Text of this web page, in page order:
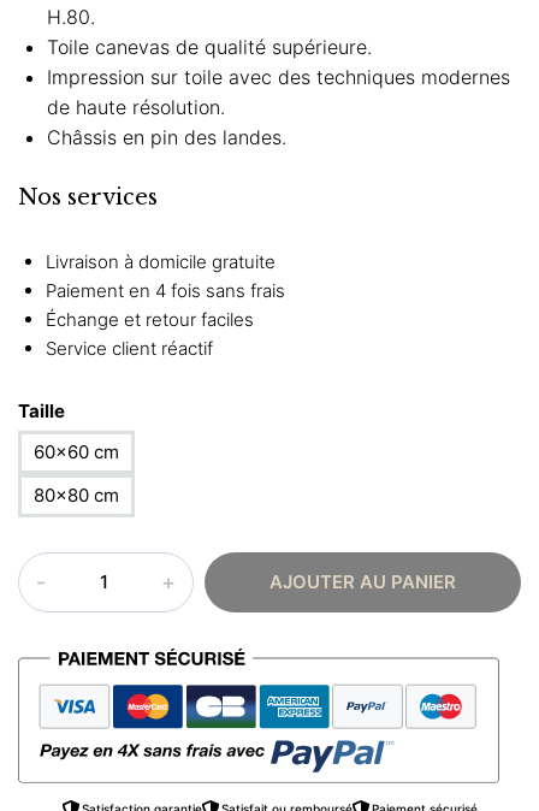
H.80.
Toile canevas de qualité supérieure.
Impression sur toile avec des techniques modernes
de haute résolution.
Châssis en pin des landes.
Nos services
Livraison à domicile gratuite
Paiement en 4 fois sans frais
Échange et retour faciles
Service client réactif
Taille
60×60 cm
80×80 cm
quantité
de
arabe
rosace
AJOUTER AU PANIER